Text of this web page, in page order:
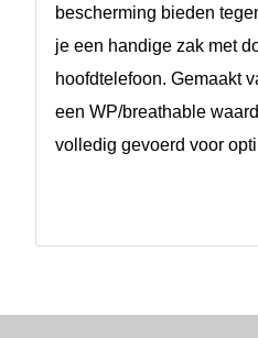
bescherming bieden
je een handige zak met
hoofdtelefoon. Gemaakt
een WP/breathable
volledig gevoerd voor